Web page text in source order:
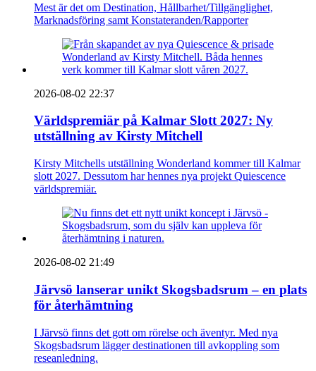
Mest är det om Destination, Hållbarhet/Tillgänglighet,
Marknadsföring samt Konstateranden/Rapporter
2026-08-02 22:37
Världspremiär på Kalmar Slott 2027: Ny
utställning av Kirsty Mitchell
Kirsty Mitchells utställning Wonderland kommer till Kalmar
slott 2027. Dessutom har hennes nya projekt Quiescence
världspremiär.
2026-08-02 21:49
Järvsö lanserar unikt Skogsbadsrum – en plats
för återhämtning
I Järvsö finns det gott om rörelse och äventyr. Med nya
Skogsbadsrum lägger destinationen till avkoppling som
reseanledning.